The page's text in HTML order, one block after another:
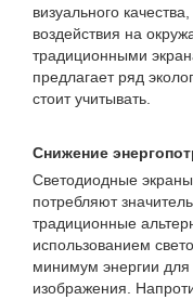
визуального
воздействия на
традиционными
предлагает ряд
стоит учитывать.
Снижение
Светодиодные
потребляют
традиционные
использованием
минимум энергии для
изображения.